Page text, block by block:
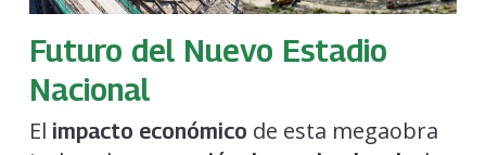
Futuro del Nuevo Estadio
Nacional
El impacto económico de esta megaobra